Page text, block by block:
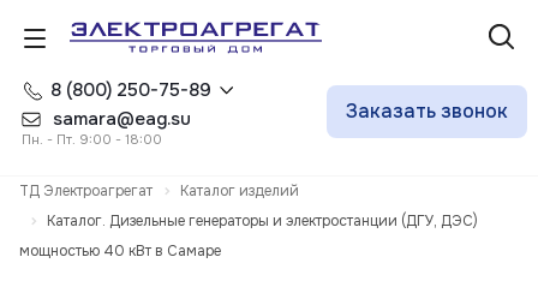
8 (800) 250-75-89
samara@eag.su
Пн. - Пт. 9:00 - 18:00
Заказать звонок
ТД Электроагрегат
Каталог изделий
Каталог. Дизельные генераторы и электростанции (ДГУ, ДЭС)
мощностью 40 кВт в Самаре